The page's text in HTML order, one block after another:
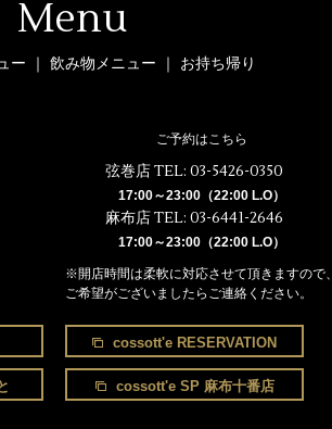
Menu
ー ｜ 飲み物メニュー ｜ お持ち帰り
ご予約はこちら
弦巻店 TEL: 03-5426-0350
17:00～23:00（22:00 L.O）
麻布店 TEL: 03-6441-2646
17:00～23:00（22:00 L.O）
※開店時間は柔軟に対応させて頂きますので、
ご希望がございましたらご連絡ください。
cossott'e RESERVATION
cossott'e SP 麻布十番店